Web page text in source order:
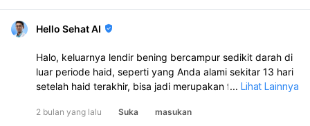
Hello Sehat AI
Halo, keluarnya lendir bening bercampur sedikit darah di
luar periode haid, seperti yang Anda alami sekitar 13 hari
setelah haid terakhir, bisa jadi merupakan flek ovulasi
wanita mengalami bercak darah ringan di tengah siklus
... Lihat Lainnya
2 bulan yang lalu Suka masukan